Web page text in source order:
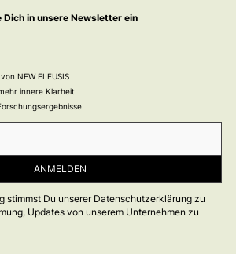
Dich in unsere Newsletter ein
NEW ELEUSIS
innere Klarheit
stimmst Du unserer Datenschutzerklärung zu
Updates von unserem Unternehmen zu